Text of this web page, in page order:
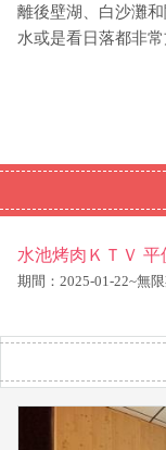
離後壁湖、白沙灘
水或是看日落都非常
水池烤肉ＫＴＶ 平
期間：2025-01-22~無